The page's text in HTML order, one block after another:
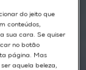
do jeito que
conteúdos,
sua cara. Se quiser
no botão
página. Mas
aquela beleza,